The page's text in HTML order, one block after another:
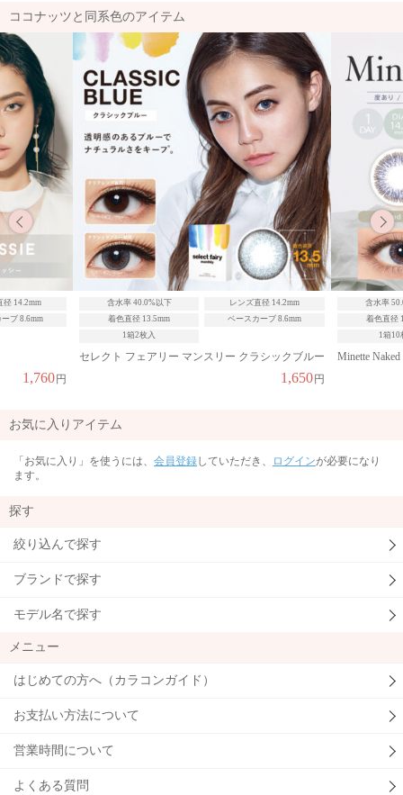
ココナッツと同系色のアイテム
径 14.2mm
ブ 8.6mm
1,650 円
含水率 50.0%以上
レンズ直径 14.2mm
着色直径 13.1mm
ベースカーブ 8.6mm
1箱10枚入
Minette Naked Rain
1,760 円
含水率
着色直径
1箱1
セレクト フ
お気に入りアイテム
「お気に入り」を使うには、 会員登録していただき、 ログインが必要になり
ます。
探す
絞り込んで探す
ブランドで探す
モデル名で探す
メニュー
はじめての方へ（カラコンガイド）
お支払い方法について
営業時間について
よくある質問